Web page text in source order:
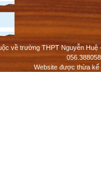
về trường THPT Nguyễn
Website được thừa